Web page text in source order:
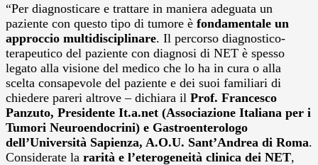
“Per diagnosticare e trattare in maniera adeguata un
paziente con questo tipo di tumore è fondamentale un
approccio multidisciplinare. Il percorso diagnostico-
terapeutico del paziente con diagnosi di NET è spesso
legato alla visione del medico che lo ha in cura o alla
scelta consapevole del paziente e dei suoi familiari di
chiedere pareri altrove – dichiara il Prof. Francesco
Panzuto, Presidente It.a.net (Associazione Italiana per i
Tumori Neuroendocrini) e Gastroenterologo
dell’Università Sapienza, A.O.U. Sant’Andrea di Roma.
Considerate la rarità e l’eterogeneità clinica dei NET,